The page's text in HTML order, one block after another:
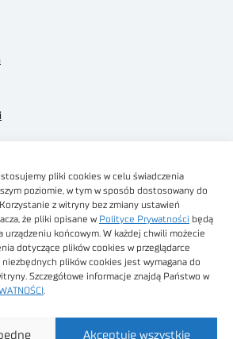
pliki cookies w celu świadczenia
poziomie, w tym w sposób dostosowany do
z witryny bez zmiany ustawień
że pliki opisane w Polityce Prywatności będą
urządzeniu końcowym. W każdej chwili możecie
dotyczące plików cookies w przeglądarce
plików cookies jest wymagana do
Szczegółowe informacje znajdą Państwo w
Akceptuję wszystkie